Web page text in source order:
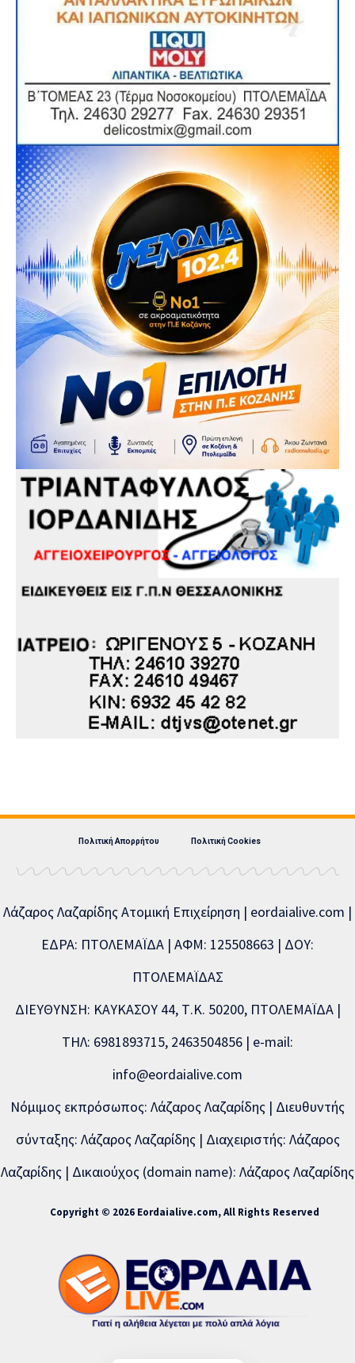
Πολιτική Απορρήτου Πολιτική Cookies
Λάζαρος Λαζαρίδης Ατομική Επιχείρηση | eordaialive.com |
ΕΔΡΑ: ΠΤΟΛΕΜΑΪΔΑ | ΑΦΜ: 125508663 | ΔΟΥ:
ΠΤΟΛΕΜΑΪΔΑΣ
ΔΙΕΥΘΥΝΣΗ: ΚΑΥΚΑΣΟΥ 44, Τ.Κ. 50200, ΠΤΟΛΕΜΑΪΔΑ |
ΤΗΛ: 6981893715, 2463504856 | e-mail:
info@eordaialive.com
Νόμιμος εκπρόσωπος: Λάζαρος Λαζαρίδης | Διευθυντής
σύνταξης: Λάζαρος Λαζαρίδης | Διαχειριστής: Λάζαρος
Λαζαρίδης | Δικαιούχος (domain name): Λάζαρος Λαζαρίδης
Copyright © 2026 Eordaialive.com, All Rights Reserved